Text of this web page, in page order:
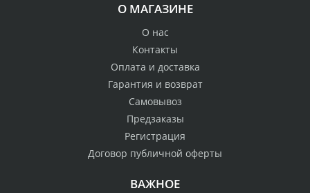
О МАГАЗИНЕ
О нас
Контакты
Оплата и доставка
Гарантия и возврат
Самовывоз
Предзаказы
Регистрация
Договор публичной оферты
ВАЖНОЕ